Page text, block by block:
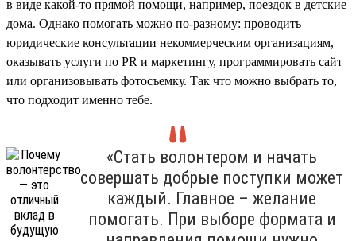
в виде какой-то прямой помощи, например, поездок в детские
дома. Однако помогать можно по-разному: проводить
юридические консультации некоммерческим организациям,
оказывать услуги по PR и маркетингу, программировать сайт
или организовывать фотосъемку. Так что можно выбрать то,
что подходит именно тебе.
«Стать волонтером и начать
совершать добрые поступки может
каждый. Главное – желание
помогать. При выборе формата и